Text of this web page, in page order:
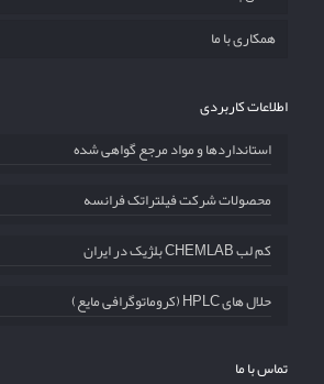
همکاری با ما
اطلاعات کاربردی
استانداردها و مواد مرجع گواهی شده
محصولات شرکت فیلتراتک فرانسه
کم لب CHEMLAB بلژیک در ایران
حلال های HPLC (کروماتوگرافی مایع)
تماس با ما